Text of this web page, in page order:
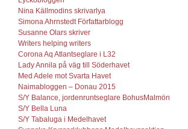
Nina Källmodins skrivarlya
Simona Ahrnstedt Författarblogg
Susanne Olars skriver
Writers helping writers
Corona Aq Atlantseglare i L32
Lady Annila på väg till Söderhavet
Med Adele mot Svarta Havet
Naimabloggen – Donau 2015
S/Y Balance, jordenruntseglare BohusMalmön
S/Y Bella Luna
S/Y Tabaluga i Medelhavet